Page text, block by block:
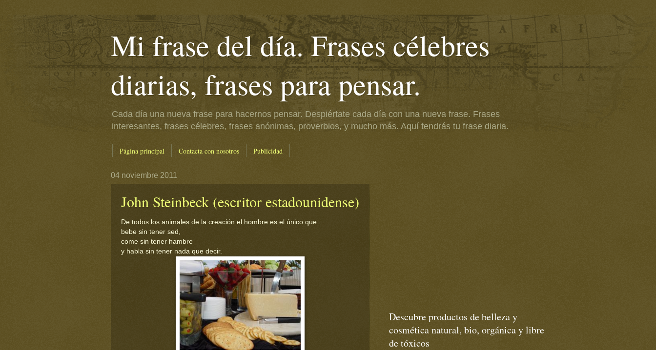
Mi frase del día. Frases célebres
diarias, frases para pensar.
Cada día una nueva frase para hacernos pensar. Despiértate cada día con una nueva frase. Frases
interesantes, frases célebres, frases anónimas, proverbios, y mucho más. Aquí tendrás tu frase diaria.
Página principal Contacta con nosotros Publicidad
04 noviembre 2011
John Steinbeck (escritor estadounidense)
De todos los animales de la creación el hombre es el único que
bebe sin tener sed,
come sin tener hambre
y habla sin tener nada que decir.
Descubre productos de belleza y
cosmética natural, bio, orgánica y libre
de tóxicos